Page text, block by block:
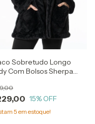
Sobretudo Longo
Com Bolsos Sherpa
15% OFF
5 em estoque!